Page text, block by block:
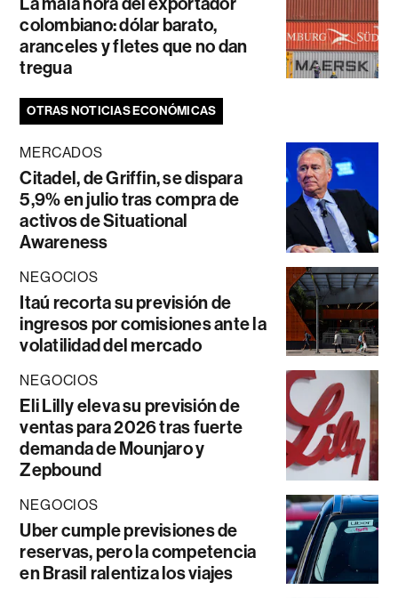
colombiano: dólar barato,
aranceles y fletes que no dan
tregua
OTRAS NOTICIAS ECONÓMICAS
MERCADOS
Citadel, de Griffin, se dispara
5,9% en julio tras compra de
activos de Situational
Awareness
NEGOCIOS
Itaú recorta su previsión de
ingresos por comisiones ante la
volatilidad del mercado
NEGOCIOS
Eli Lilly eleva su previsión de
ventas para 2026 tras fuerte
demanda de Mounjaro y
Zepbound
NEGOCIOS
Uber cumple previsiones de
reservas, pero la competencia
en Brasil ralentiza los viajes